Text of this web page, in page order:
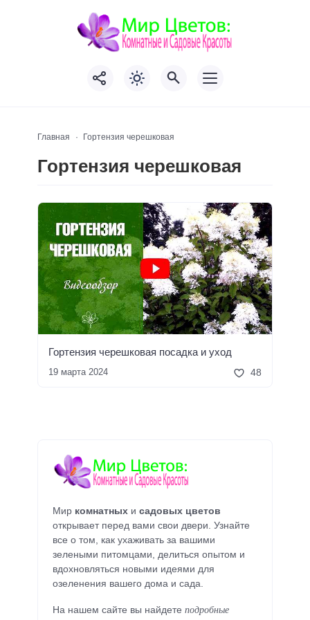
Главная Гортензия черешковая
Гортензия черешковая
Гортензия черешковая посадка и уход
19 марта 2024 48
Мир комнатных и садовых цветов
открывает перед вами свои двери. Узнайте
все о том, как ухаживать за вашими
зелеными питомцами, делиться опытом и
вдохновляться новыми идеями для
озеленения вашего дома и сада.
На нашем сайте вы найдете подробные